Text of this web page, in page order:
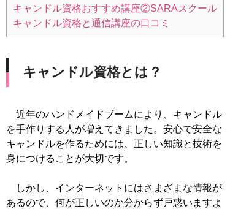
キャンドル資格おすすめ講座②SARAスクール
キャンドル資格と通信講座の口コミ
キャンドル資格とは？
近年のハンドメイドブームにより、キャンドル
を手作りする人が増えてきました。安心で安全な
キャンドルを作るためには、正しい知識と技術を
身につけることが大切です。
しかし、インターネットにはさまざまな情報が
あるので、何が正しいのか分からず戸惑いますよ